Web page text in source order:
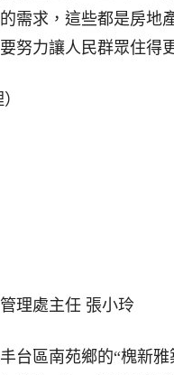
需求，這些都是房地
努力讓人民群眾住得
理處主任 張小玲
區南苑鄉的“槐新雅